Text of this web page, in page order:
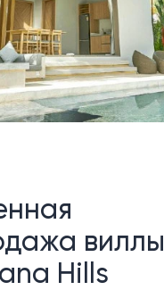
виллы
Hills